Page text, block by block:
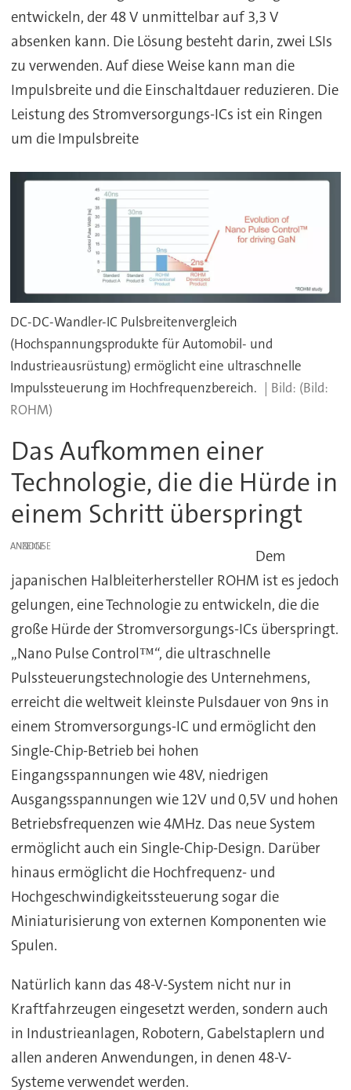
entwickeln, der 48 V unmittelbar auf 3,3 V
absenken kann. Die Lösung besteht darin, zwei LSIs
zu verwenden. Auf diese Weise kann man die
Impulsbreite und die Einschaltdauer reduzieren. Die
Leistung des Stromversorgungs-ICs ist ein Ringen
um die Impulsbreite
DC-DC-Wandler-IC Pulsbreitenvergleich
(Hochspannungsprodukte für Automobil- und
Industrieausrüstung) ermöglicht eine ultraschnelle
Impulssteuerung im Hochfrequenzbereich.
(Bild:
ROHM)
Das Aufkommen einer
Technologie, die die Hürde in
einem Schritt überspringt
ANZEIGE
Dem
japanischen Halbleiterhersteller ROHM ist es jedoch
gelungen, eine Technologie zu entwickeln, die die
große Hürde der Stromversorgungs-ICs überspringt.
„Nano Pulse Control™“, die ultraschnelle
Pulssteuerungstechnologie des Unternehmens,
erreicht die weltweit kleinste Pulsdauer von 9ns in
einem Stromversorgungs-IC und ermöglicht den
Single-Chip-Betrieb bei hohen
Eingangsspannungen wie 48V, niedrigen
Ausgangsspannungen wie 12V und 0,5V und hohen
Betriebsfrequenzen wie 4MHz. Das neue System
ermöglicht auch ein Single-Chip-Design. Darüber
hinaus ermöglicht die Hochfrequenz- und
Hochgeschwindigkeitssteuerung sogar die
Miniaturisierung von externen Komponenten wie
Spulen.
Natürlich kann das 48-V-System nicht nur in
Kraftfahrzeugen eingesetzt werden, sondern auch
in Industrieanlagen, Robotern, Gabelstaplern und
allen anderen Anwendungen, in denen 48-V-
Systeme verwendet werden.